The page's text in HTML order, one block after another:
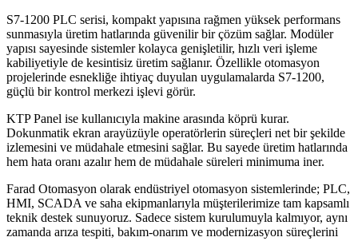
S7-1200 PLC serisi, kompakt yapısına rağmen yüksek performans
sunmasıyla üretim hatlarında güvenilir bir çözüm sağlar. Modüler
yapısı sayesinde sistemler kolayca genişletilir, hızlı veri işleme
kabiliyetiyle de kesintisiz üretim sağlanır. Özellikle otomasyon
projelerinde esnekliğe ihtiyaç duyulan uygulamalarda S7-1200,
güçlü bir kontrol merkezi işlevi görür.
KTP Panel ise kullanıcıyla makine arasında köprü kurar.
Dokunmatik ekran arayüzüyle operatörlerin süreçleri net bir şekilde
izlemesini ve müdahale etmesini sağlar. Bu sayede üretim hatlarında
hem hata oranı azalır hem de müdahale süreleri minimuma iner.
Farad Otomasyon olarak endüstriyel otomasyon sistemlerinde; PLC,
HMI, SCADA ve saha ekipmanlarıyla müşterilerimize tam kapsamlı
teknik destek sunuyoruz. Sadece sistem kurulumuyla kalmıyor, aynı
zamanda arıza tespiti, bakım-onarım ve modernizasyon süreçlerini